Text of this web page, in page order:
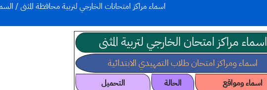
اسماء مراكز امتحانات الخارجي لتربية محافظة المثنى /
اسماء مراكز امتحان الخارجي لتربية المثنى
اسماء ومراكز امتحان طلاب التمهيدي الابتدائية
اسماء ومواقع الحالة
التحميل